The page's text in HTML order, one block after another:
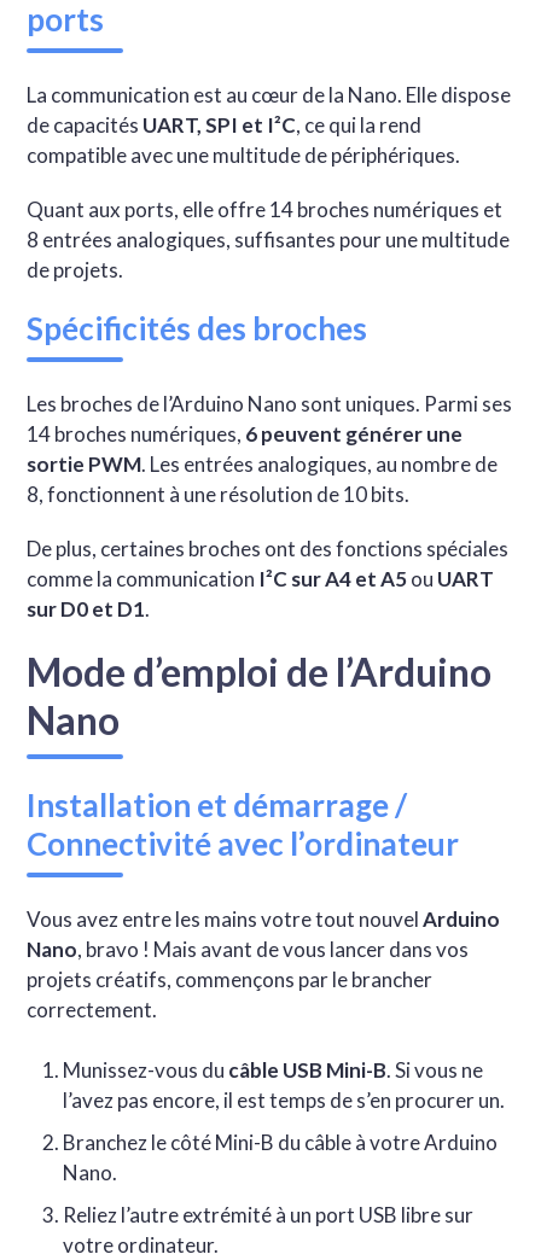
ports
La communication est au cœur de la Nano. Elle dispose
de capacités UART, SPI et I²C, ce qui la rend
compatible avec une multitude de périphériques.
Quant aux ports, elle offre 14 broches numériques et
8 entrées analogiques, suffisantes pour une multitude
de projets.
Spécificités des broches
Les broches de l’Arduino Nano sont uniques. Parmi ses
14 broches numériques, 6 peuvent générer une
sortie PWM. Les entrées analogiques, au nombre de
8, fonctionnent à une résolution de 10 bits.
De plus, certaines broches ont des fonctions spéciales
comme la communication I²C sur A4 et A5ou UART
sur D0 et D1.
Mode d’emploi de l’Arduino
Nano
Installation et démarrage /
Connectivité avec l’ordinateur
Vous avez entre les mains votre tout nouvelArduino
Nano, bravo ! Mais avant de vous lancer dans vos
projets créatifs, commençons par le brancher
correctement.
Munissez-vous du câble USB Mini-B. Si vous ne
l’avez pas encore, il est temps de s’en procurer un.
Branchez le côté Mini-B du câble à votre Arduino
Nano.
Reliez l’autre extrémité à un port USB libre sur
votre ordinateur.